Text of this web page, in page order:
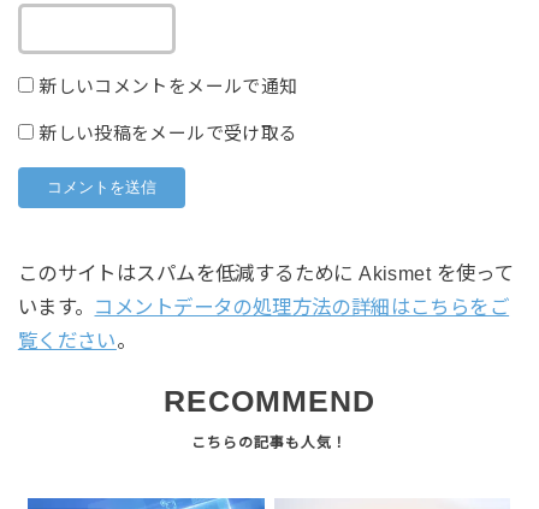
新しいコメントをメールで通知
新しい投稿をメールで受け取る
このサイトはスパムを低減するために Akismet を使って
います。 コメントデータの処理方法の詳細はこちらをご
覧ください。
RECOMMEND